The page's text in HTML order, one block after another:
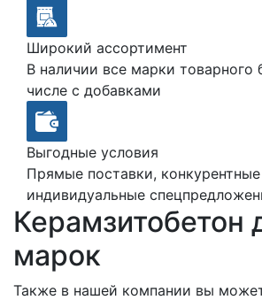
Широкий ассортимент
В наличии все марки товарного
числе с добавками
Выгодные условия
Прямые поставки,
индивидуальные
Керамзитобетон
марок
Также в нашей компании вы